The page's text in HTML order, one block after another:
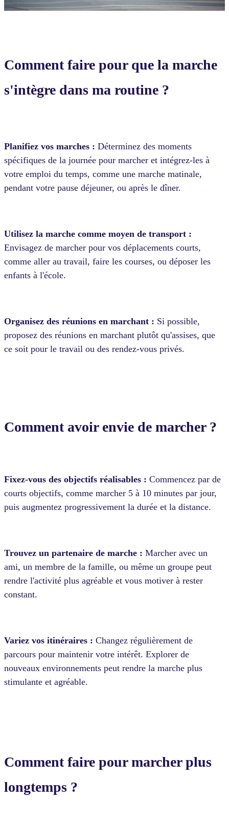
Comment faire pour que la marche
s'intègre dans ma routine ?
Planifiez vos marches : Déterminez des moments
spécifiques de la journée pour marcher et intégrez-les à
votre emploi du temps, comme une marche matinale,
pendant votre pause déjeuner, ou après le dîner.
Utilisez la marche comme moyen de transport :
Envisagez de marcher pour vos déplacements courts,
comme aller au travail, faire les courses, ou déposer les
enfants à l'école.
Organisez des réunions en marchant : Si possible,
proposez des réunions en marchant plutôt qu'assises, que
ce soit pour le travail ou des rendez-vous privés.
Comment avoir envie de marcher ?
Fixez-vous des objectifs réalisables : Commencez par de
courts objectifs, comme marcher 5 à 10 minutes par jour,
puis augmentez progressivement la durée et la distance.
Trouvez un partenaire de marche : Marcher avec un
ami, un membre de la famille, ou même un groupe peut
rendre l'activité plus agréable et vous motiver à rester
constant.
Variez vos itinéraires : Changez régulièrement de
parcours pour maintenir votre intérêt. Explorer de
nouveaux environnements peut rendre la marche plus
stimulante et agréable.
Comment faire pour marcher plus
longtemps ?